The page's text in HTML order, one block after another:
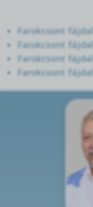
Farokcsont
Farokcsont
Farokcsont
Farokcsont